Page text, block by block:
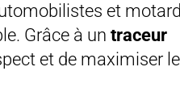
et
Grâce à un traceur
et de maximiser